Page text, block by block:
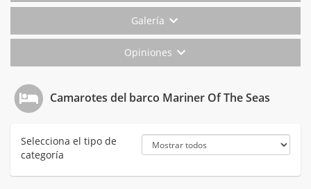
Galería
Opiniones
Camarotes del barco Mariner Of The Seas
Selecciona el tipo de
categoría